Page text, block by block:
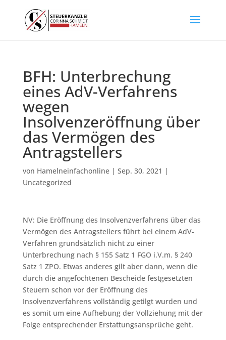
BFH: Unterbrechung
eines AdV-Verfahrens
wegen
Insolvenzeröffnung über
das Vermögen des
Antragstellers
von Hamelneinfachonline| Sep. 30, 2021 |
Uncategorized
NV: Die Eröffnung des Insolvenzverfahrens über das
Vermögen des Antragstellers führt bei einem AdV-
Verfahren grundsätzlich nicht zu einer
Unterbrechung nach § 155 Satz 1 FGO i.V.m. § 240
Satz 1 ZPO. Etwas anderes gilt aber dann, wenn die
durch die angefochtenen Bescheide festgesetzten
Steuern schon vor der Eröffnung des
Insolvenzverfahrens vollständig getilgt wurden und
es somit um eine Aufhebung der Vollziehung mit der
Folge entsprechender Erstattungsansprüche geht.